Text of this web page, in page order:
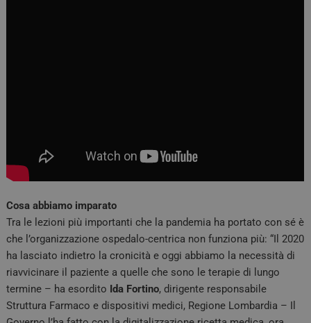
Cosa abbiamo imparato
Tra le lezioni più importanti che la pandemia ha portato con sé è
che l’organizzazione ospedalo-centrica non funziona più: “Il 2020
ha lasciato indietro la cronicità e oggi abbiamo la necessità di
riavvicinare il paziente a quelle che sono le terapie di lungo
termine – ha esordito Ida Fortino, dirigente responsabile
Struttura Farmaco e dispositivi medici, Regione Lombardia – Il